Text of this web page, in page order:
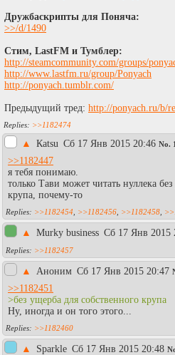
Дружбаскрипты для Поняча:
>>/d/1490
Стим, LastFM и Тумблер:
http://steamcommunity.com/groups/
http://www.lastfm.ru/group/Ponyach
http://ponyach.tumblr.com/
Предыдущий тред: http://ponyach.ru/b/
>>1182474
▲ Каtsu Сб 17 Янв 2015 20:46 No.
>>1182447
я тебя понимаю.
только Тави может читать нуллека
крупа, почему-то
>>1182454 >>1182456 >>1182458
▲ Murky business Сб 17 Янв 2015
>>1182457
▲ Аноним Сб 17 Янв 2015 20:47
>>1182451
>без ущерба для собственного крупа
Ну, иногда и он того этого...
>>1182460
▲ Sparkle Сб 17 Янв 2015 20:48